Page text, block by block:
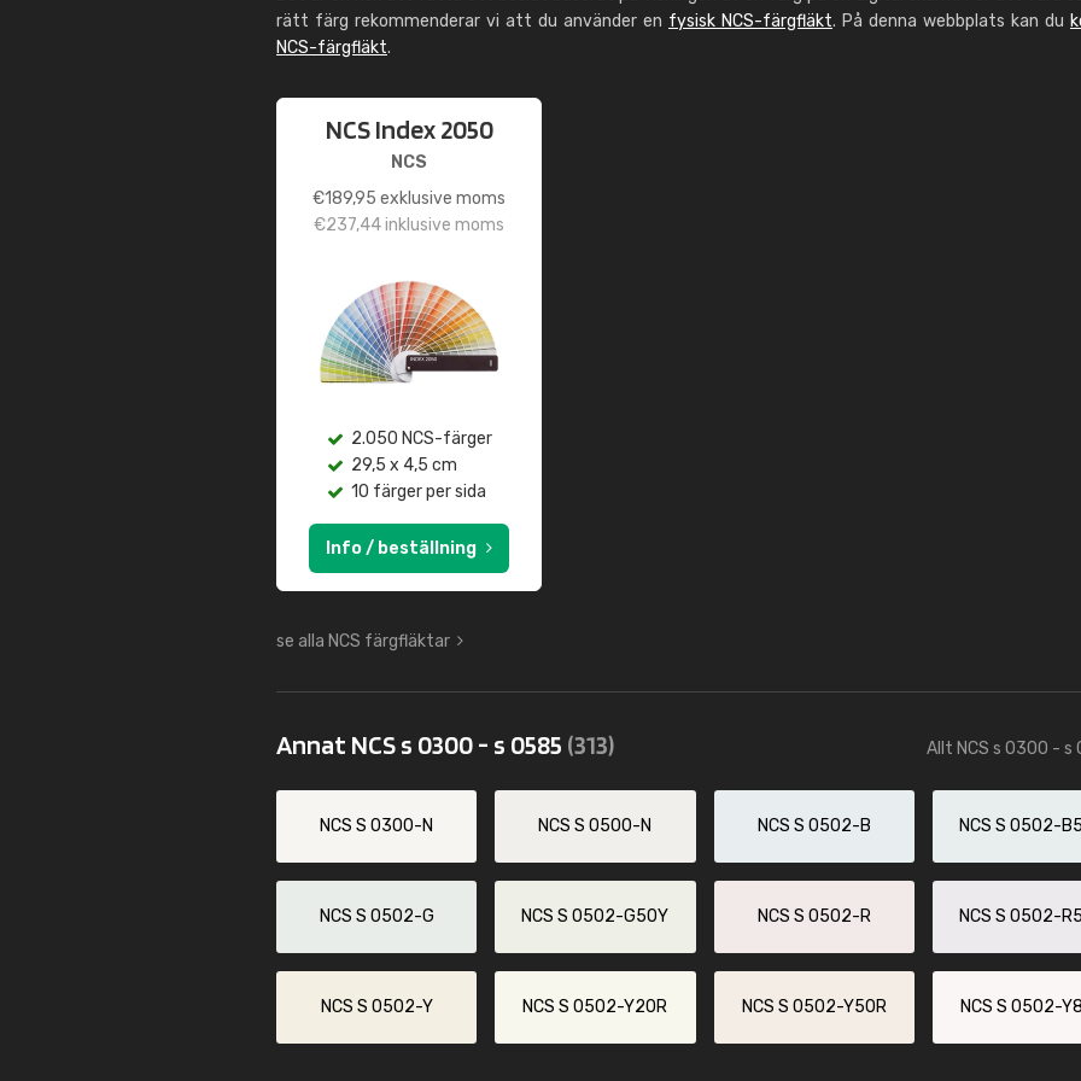
rätt färg rekommenderar vi att du använder en fysisk NCS-färgfläkt. På denna webbplats kan du
NCS-färgfläkt.
NCS Index 2050
NCS
€189,95 exklusive moms
€237,44inklusive moms
2.050 NCS-färger
29,5 x 4,5 cm
10 färger per sida
Info / beställning
se alla NCS färgfläktar
Annat NCS s 0300 - s 0585 (313) Allt NCS s 0300 - s
NCS S 0300-N NCS S 0500-N NCS S 0502-B NCS S 0502-
NCS S 0502-G NCS S 0502-G50Y NCS S 0502-R NCS S 0502-
NCS S 0502-Y NCS S 0502-Y20R NCS S 0502-Y50R NCS S 0502-